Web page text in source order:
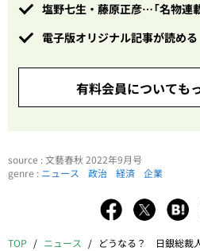
塩野七生・藤原正彦…「名物連
電子版オリジナル記事が読める
有料会員についても
source : 文藝春秋 2022年9月号
genre : ニュース 政治 経済 企業
TOP ニュース どうなる？ 日銀総裁